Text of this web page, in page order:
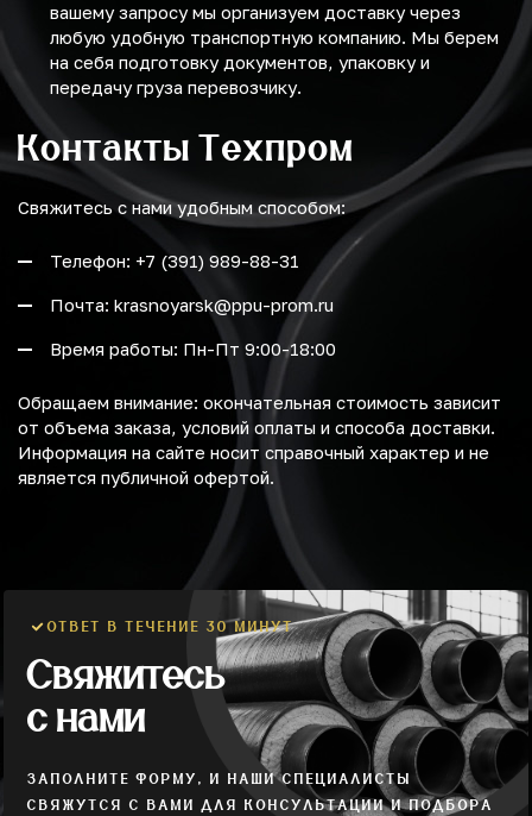
вашему запросу мы организуем доставку через
любую удобную транспортную компанию. Мы берем
на себя подготовку документов, упаковку и
передачу груза перевозчику.
Контакты Техпром
Свяжитесь с нами удобным способом:
Телефон: +7 (391) 989-88-31
Почта: krasnoyarsk@ppu-prom.ru
Время работы: Пн-Пт 9:00-18:00
Обращаем внимание: окончательная стоимость зависит
от объема заказа, условий оплаты и способа доставки.
Информация на сайте носит справочный характер и не
является публичной офертой.
ОТВЕТ В ТЕЧЕНИЕ 30 МИНУТ
Свяжитесь
с нами
ЗАПОЛНИТЕ ФОРМУ, И НАШИ СПЕЦИАЛИСТЫ
СВЯЖУТСЯ С ВАМИ ДЛЯ КОНСУЛЬТАЦИИ И ПОДБОРА